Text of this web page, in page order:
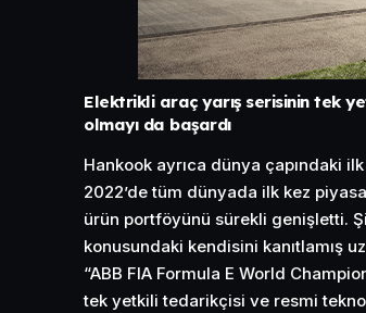
Elektrikli araç yarış serisinin tek
olmayı da başardı
Hankook ayrıca dünya çapındaki
2022’de tüm dünyada ilk kez
ürün portföyünü sürekli genişletti.
konusundaki kendisini kanıtlamış
“ABB FIA Formula E World
tek yetkili tedarikçisi ve resmi